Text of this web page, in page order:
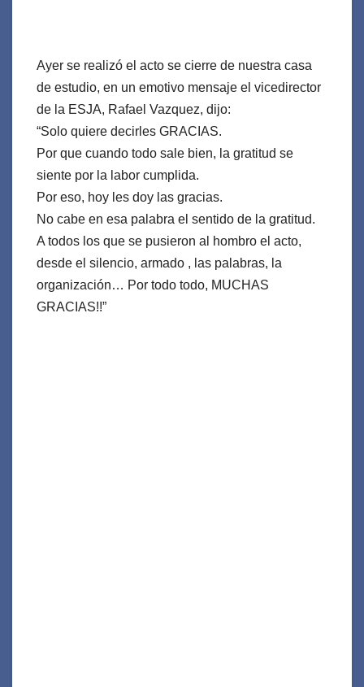
Ayer se realizó el acto se cierre de nuestra casa
de estudio, en un emotivo mensaje el vicedirector
de la ESJA, Rafael Vazquez, dijo:
“Solo quiere decirles GRACIAS.
Por que cuando todo sale bien, la gratitud se
siente por la labor cumplida.
Por eso, hoy les doy las gracias.
No cabe en esa palabra el sentido de la gratitud.
A todos los que se pusieron al hombro el acto,
desde el silencio, armado , las palabras, la
organización… Por todo todo, MUCHAS
GRACIAS!!”